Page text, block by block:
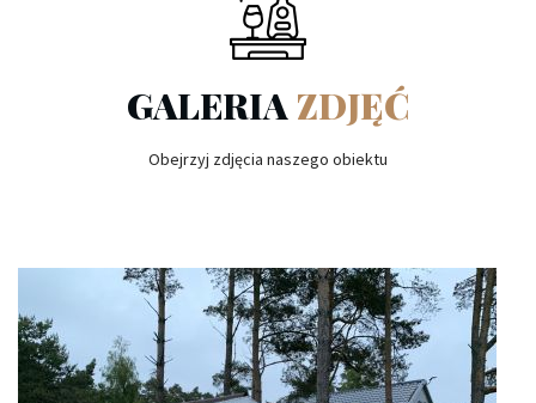
GALERIA ZDJĘĆ
Obejrzyj zdjęcia naszego obiektu